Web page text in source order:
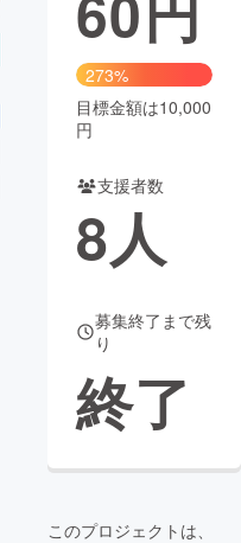
チャレンジ
CAMPFIRE Creation
コミュニティ
273%
目標金額は10,000
円
支援者数
8人
募集終了まで残
り
終了
このプロジェクトは、